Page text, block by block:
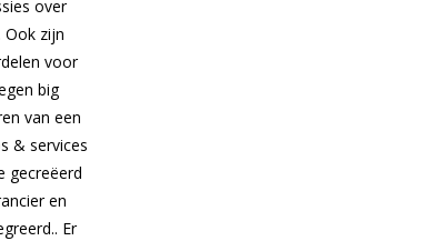
over
Ook zijn
voor
big
van een
& services
gecreëerd
en
Er